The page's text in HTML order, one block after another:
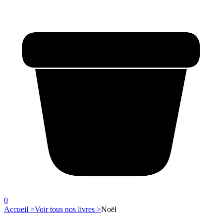
0
Accueil >Voir tous nos livres >Noël